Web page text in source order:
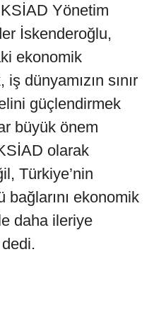
Yönetim
İskenderoğlu,
ekonomik
dünyamızın sınır
güçlendirmek
büyük önem
olarak
Türkiye’nin
ekonomik
daha ileriye